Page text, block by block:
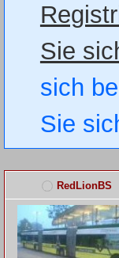
Sie
sich
Sie
RedLionBS